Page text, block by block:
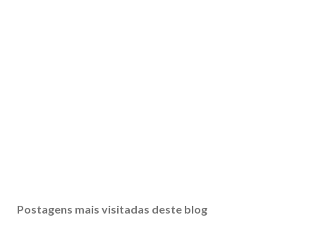
Postagens mais visitadas deste blog